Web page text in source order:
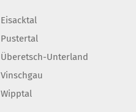
Eisacktal
Pustertal
Überetsch-Unterland
Vinschgau
Wipptal